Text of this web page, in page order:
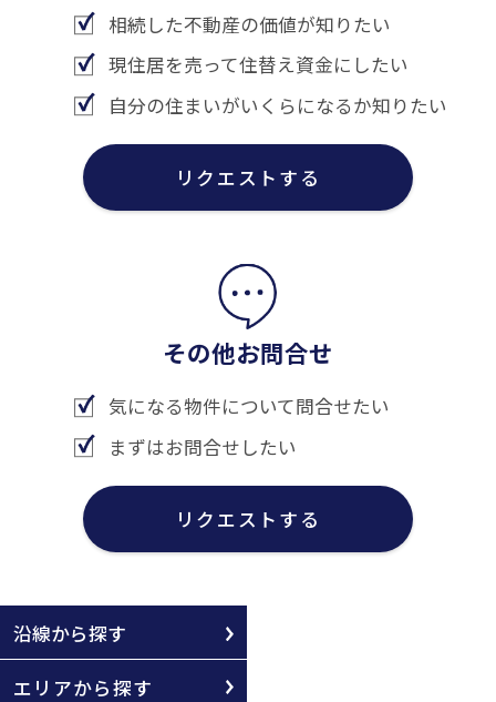
相続した不動産の価値が知りたい
現住居を売って住替え資金にしたい
自分の住まいがいくらになるか知りたい
リクエストする
その他お問合せ
気になる物件について問合せたい
まずはお問合せしたい
リクエストする
沿線から探す
エリアから探す